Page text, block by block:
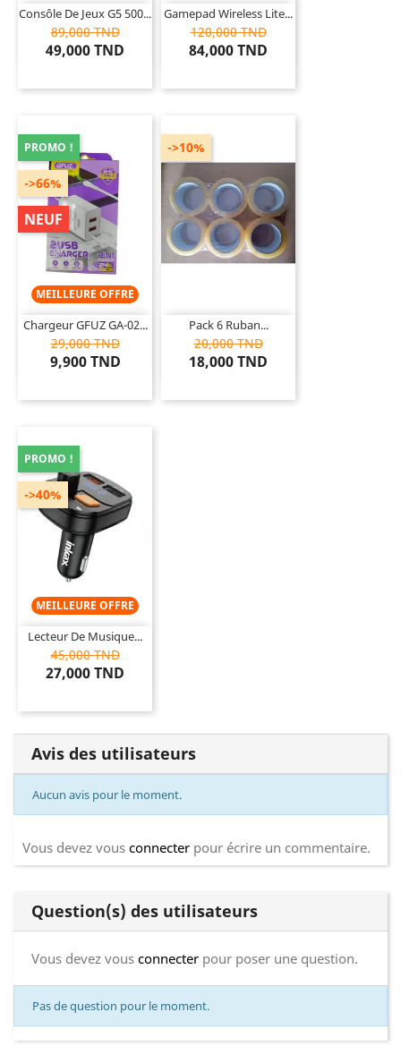
Consôle De Jeux G5 500...
89,000 TND
49,000 TND
Gamepad Wireless Lite...
120,000 TND
84,000 TND
MEILLEURE OFFRE
Chargeur GFUZ GA-02...
29,000 TND
9,900 TND
->66%
PROMO !
NEUF
Pack 6 Ruban...
20,000 TND
18,000 TND
->10%
MEILLEURE OFFRE
Lecteur De Musique...
45,000 TND
27,000 TND
PROMO !
->40%
Avis des utilisateurs
Aucun avis pour le moment.
Vous devez vous connecter pour écrire un commentaire.
Question(s) des utilisateurs
Vous devez vous connecter pour poser une question.
Pas de question pour le moment.